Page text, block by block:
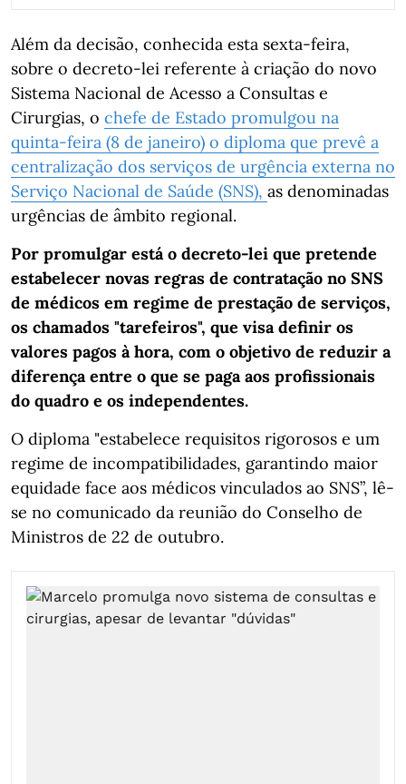
Além da decisão, conhecida esta sexta-feira,
sobre o decreto-lei referente à criação do novo
Sistema Nacional de Acesso a Consultas e
Cirurgias, o chefe de Estado promulgou na
quinta-feira (8 de janeiro) o diploma que prevê a
centralização dos serviços de urgência externa no
Serviço Nacional de Saúde (SNS), as denominadas
urgências de âmbito regional.
Por promulgar está o decreto-lei que pretende
estabelecer novas regras de contratação no SNS
de médicos em regime de prestação de serviços,
os chamados "tarefeiros", que visa definir os
valores pagos à hora, com o objetivo de reduzir a
diferença entre o que se paga aos profissionais
do quadro e os independentes.
O diploma "estabelece requisitos rigorosos e um
regime de incompatibilidades, garantindo maior
equidade face aos médicos vinculados ao SNS”, lê-
se no comunicado da reunião do Conselho de
Ministros de 22 de outubro.